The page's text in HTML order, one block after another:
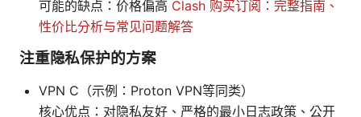
可能的缺点：价格偏高 Clash 购买订阅：完整指南、
性价比分析与常见问题解答
注重隐私保护的方案
VPN C（示例：Proton VPN等同类）
核心优点：对隐私友好、严格的最小日志政策、公开